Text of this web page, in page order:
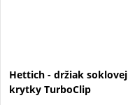
Hettich - držiak soklovej
krytky TurboClip